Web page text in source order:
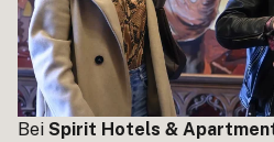
Bei Spirit Hotels &